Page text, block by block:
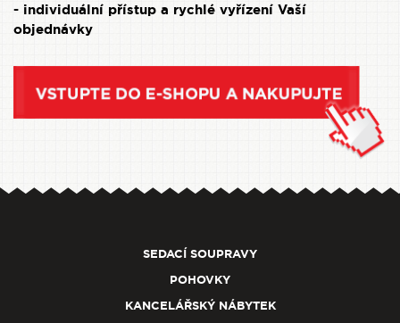
- individuální přístup a rychlé vyřízení Vaší
objednávky
SEDACÍ SOUPRAVY
POHOVKY
KANCELÁŘSKÝ NÁBYTEK